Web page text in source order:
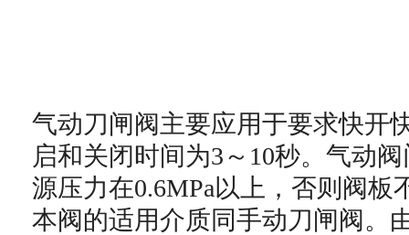
气动刀闸阀主要应用于要求快开
启和关闭时间为3～ 10秒。气动
源压力在0.6MPa以上，否则阀板
本阀的适用介质同手动刀闸阀。